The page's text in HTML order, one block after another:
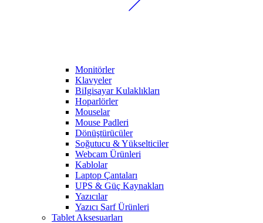
Monitörler
Klavyeler
BiIgisayar Kulaklıkları
Hoparlörler
Mouselar
Mouse Padleri
Dönüştürücüler
Soğutucu & Yükselticiler
Webcam Ürünleri
Kablolar
Laptop Çantaları
UPS & Güç Kaynakları
Yazıcılar
Yazıcı Sarf Ürünleri
Tablet Aksesuarları